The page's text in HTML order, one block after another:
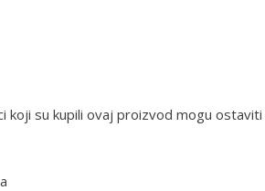
koji su kupili ovaj proizvod mogu ostaviti